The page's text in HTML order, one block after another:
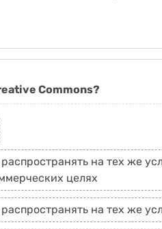
Commons?
на тех же
целях
на тех же